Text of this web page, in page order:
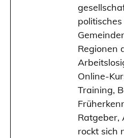
Regionen
Online-
Training,
Ratgeber,
rockt sich